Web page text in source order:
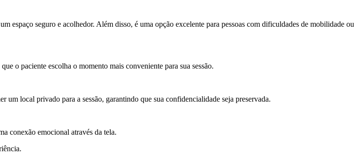
espaço seguro e acolhedor. Além disso, é uma opção excelente para pessoas com dificuldades de mobilidade ou
o paciente escolha o momento mais conveniente para sua sessão.
local privado para a sessão, garantindo que sua confidencialidade seja preservada.
conexão emocional através da tela.